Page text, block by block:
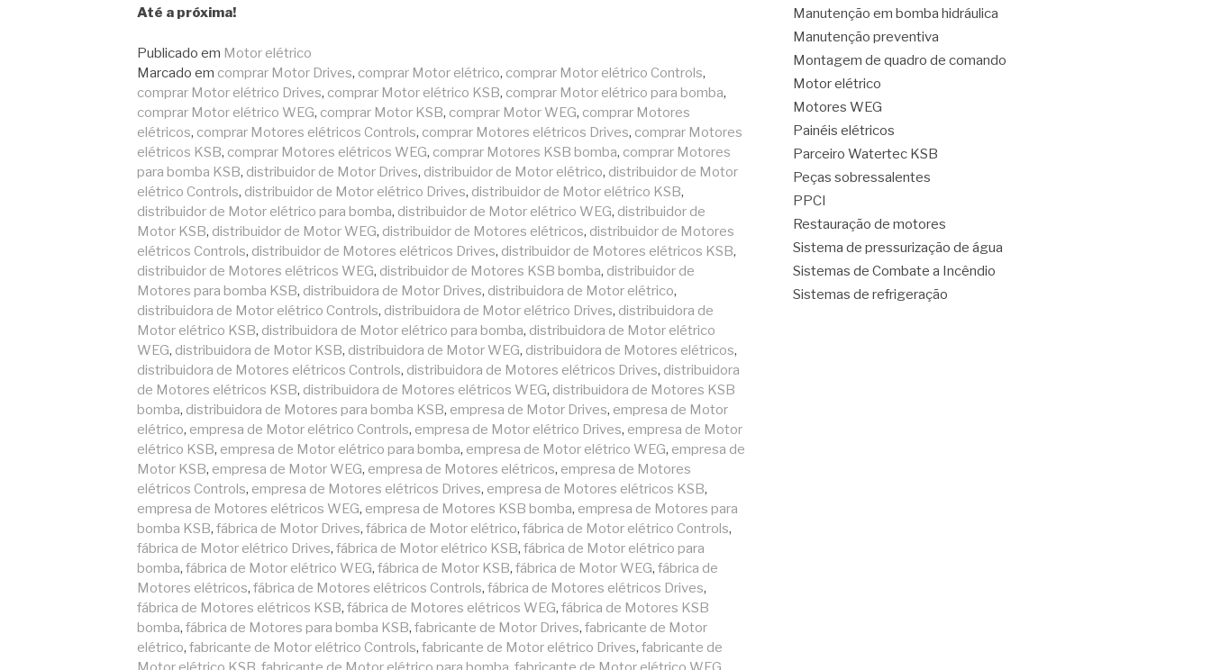
Até a próxima!
Publicado em Motor elétrico
Marcado em comprar Motor Drives, comprar Motor elétrico, comprar Motor elétrico Controls,
comprar Motor elétrico Drives, comprar Motor elétrico KSB, comprar Motor elétrico para bomba,
comprar Motor elétrico WEG, comprar Motor KSB, comprar Motor WEG, comprar Motores
elétricos, comprar Motores elétricos Controls, comprar Motores elétricos Drives, comprar Motores
elétricos KSB, comprar Motores elétricos WEG, comprar Motores KSB bomba, comprar Motores
para bomba KSB, distribuidor de Motor Drives, distribuidor de Motor elétrico, distribuidor de Motor
elétrico Controls, distribuidor de Motor elétrico Drives, distribuidor de Motor elétrico KSB,
distribuidor de Motor elétrico para bomba, distribuidor de Motor elétrico WEG, distribuidor de
Motor KSB, distribuidor de Motor WEG, distribuidor de Motores elétricos, distribuidor de Motores
elétricos Controls, distribuidor de Motores elétricos Drives, distribuidor de Motores elétricos KSB,
distribuidor de Motores elétricos WEG, distribuidor de Motores KSB bomba, distribuidor de
Motores para bomba KSB, distribuidora de Motor Drives, distribuidora de Motor elétrico,
distribuidora de Motor elétrico Controls, distribuidora de Motor elétrico Drives, distribuidora de
Motor elétrico KSB, distribuidora de Motor elétrico para bomba, distribuidora de Motor elétrico
WEG, distribuidora de Motor KSB, distribuidora de Motor WEG, distribuidora de Motores elétricos,
distribuidora de Motores elétricos Controls, distribuidora de Motores elétricos Drives, distribuidora
de Motores elétricos KSB, distribuidora de Motores elétricos WEG, distribuidora de Motores KSB
bomba, distribuidora de Motores para bomba KSB, empresa de Motor Drives, empresa de Motor
elétrico, empresa de Motor elétrico Controls, empresa de Motor elétrico Drives, empresa de Motor
elétrico KSB, empresa de Motor elétrico para bomba, empresa de Motor elétrico WEG, empresa de
Motor KSB, empresa de Motor WEG, empresa de Motores elétricos, empresa de Motores
elétricos Controls, empresa de Motores elétricos Drives, empresa de Motores elétricos KSB,
empresa de Motores elétricos WEG, empresa de Motores KSB bomba, empresa de Motores para
bomba KSB, fábrica de Motor Drives, fábrica de Motor elétrico, fábrica de Motor elétrico Controls,
fábrica de Motor elétrico Drives, fábrica de Motor elétrico KSB, fábrica de Motor elétrico para
bomba, fábrica de Motor elétrico WEG, fábrica de Motor KSB, fábrica de Motor WEG, fábrica de
Motores elétricos, fábrica de Motores elétricos Controls, fábrica de Motores elétricos Drives,
fábrica de Motores elétricos KSB, fábrica de Motores elétricos WEG, fábrica de Motores KSB
bomba, fábrica de Motores para bomba KSB, fabricante de Motor Drives, fabricante de Motor
elétrico, fabricante de Motor elétrico Controls, fabricante de Motor elétrico Drives, fabricante de
Manutenção em bomba hidráulica
Manutenção preventiva
Montagem de quadro de comando
Motor elétrico
Motores WEG
Painéis elétricos
Parceiro Watertec KSB
Peças sobressalentes
PPCI
Restauração de motores
Sistema de pressurização de água
Sistemas de Combate a Incêndio
Sistemas de refrigeração